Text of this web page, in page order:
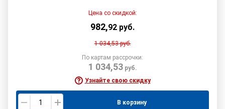
Цена со скидкой:
982,92 руб.
1 034,53руб.
По картам рассрочки:
1 034,53руб.
Узнайте свою скидку
В корзину